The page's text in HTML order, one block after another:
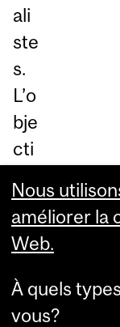
ali
ste
s.
L’o
bje
cti
est
de
cr
ée
r
Nous
améliorer la
Web.
À quels
vous?